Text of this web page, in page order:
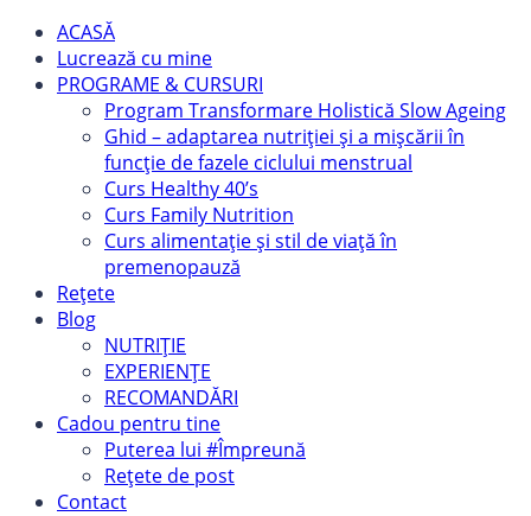
ACASĂ
Lucrează cu mine
PROGRAME & CURSURI
Program Transformare Holistică Slow Ageing
Ghid – adaptarea nutriției și a mișcării în
funcție de fazele ciclului menstrual
Curs Healthy 40’s
Curs Family Nutrition
Curs alimentație și stil de viață în
premenopauză
Rețete
Blog
NUTRIȚIE
EXPERIENȚE
RECOMANDĂRI
Cadou pentru tine
Puterea lui #Împreună
Rețete de post
Contact